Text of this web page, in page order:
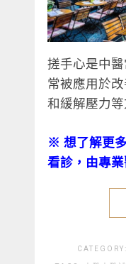
搓手心是中
常被應用於
和緩解壓力等
※ 想了解更
看診，由專業
CATEGORY: